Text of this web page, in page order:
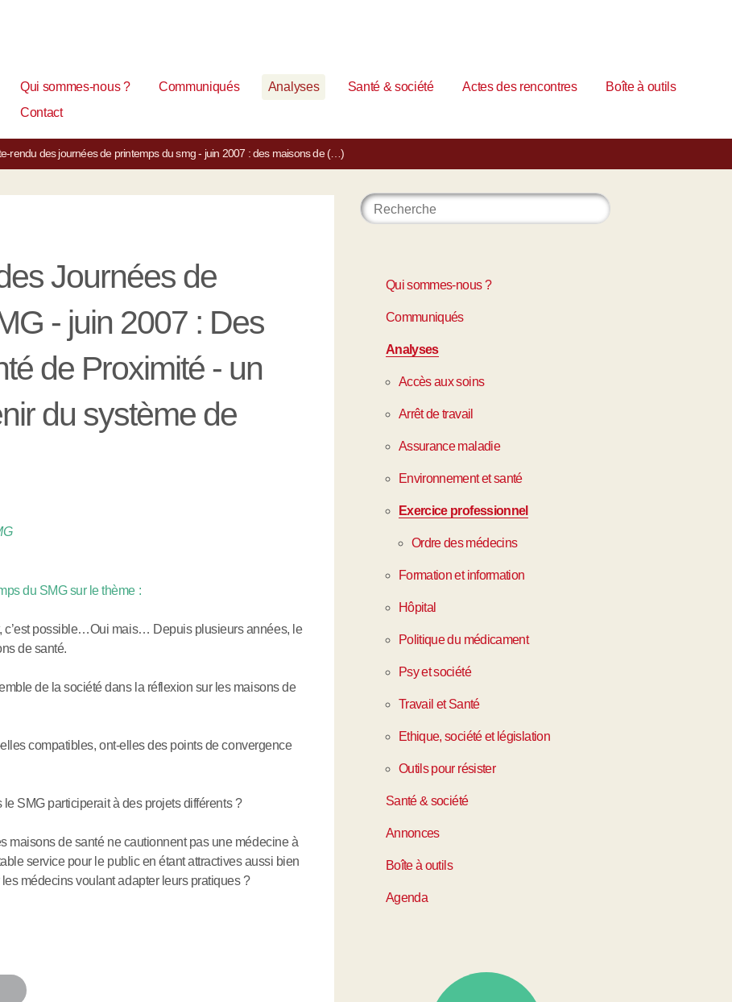
Qui sommes-nous ? Communiqués Analyses Santé & société Actes des rencontres
Boîte à outils
Contact
rendu des journées de printemps du smg - juin 2007 : des maisons de (…)
Journées de
- juin 2007 : Des
de Proximité - un
du système de
du SMG sur le thème :
c’est possible…Oui mais… Depuis plusieurs années, le
de santé.
de la société dans la réflexion sur les maisons de
compatibles, ont-elles des points de convergence
SMG participerait à des projets différents ?
maisons de santé ne cautionnent pas une médecine à
service pour le public en étant attractives aussi bien
médecins voulant adapter leurs pratiques ?
Qui sommes-nous ?
Communiqués
Analyses
Accès aux soins
Arrêt de travail
Assurance maladie
Environnement et santé
Exercice professionnel
Ordre des médecins
Formation et information
Hôpital
Politique du médicament
Psy et société
Travail et Santé
Ethique, société et législation
Outils pour résister
Santé & société
Annonces
Boîte à outils
Agenda